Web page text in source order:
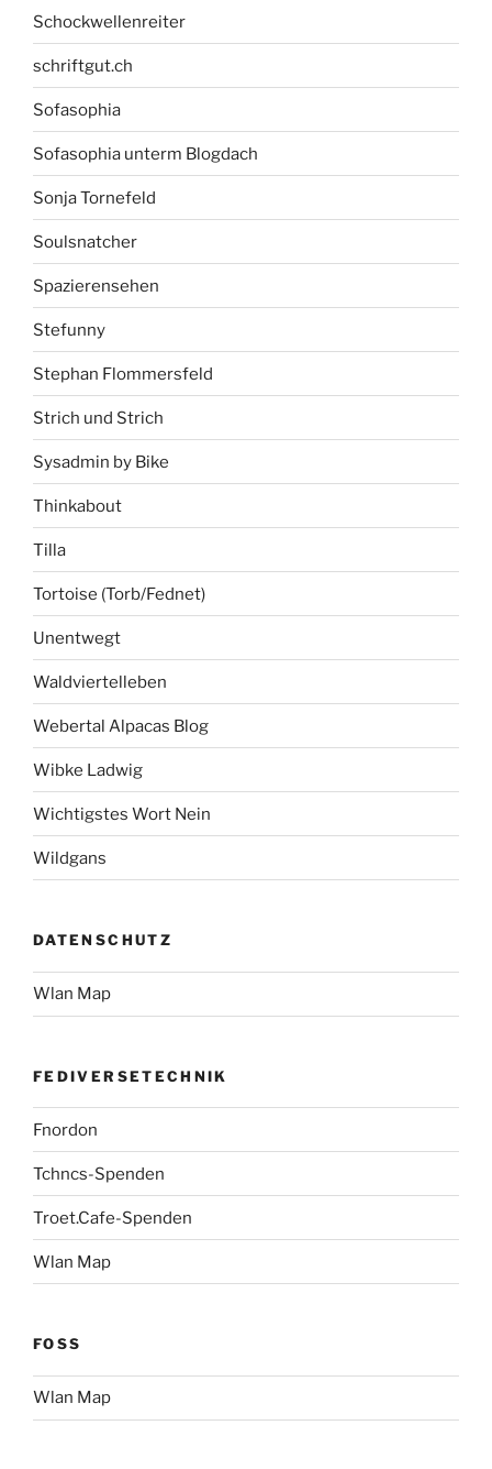
Schockwellenreiter
schriftgut.ch
Sofasophia
Sofasophia unterm Blogdach
Sonja Tornefeld
Soulsnatcher
Spazierensehen
Stefunny
Stephan Flommersfeld
Strich und Strich
Sysadmin by Bike
Thinkabout
Tilla
Tortoise (Torb/Fednet)
Unentwegt
Waldviertelleben
Webertal Alpacas Blog
Wibke Ladwig
Wichtigstes Wort Nein
Wildgans
DATENSCHUTZ
Wlan Map
FEDIVERSETECHNIK
Fnordon
Tchncs-Spenden
Troet.Cafe-Spenden
Wlan Map
FOSS
Wlan Map